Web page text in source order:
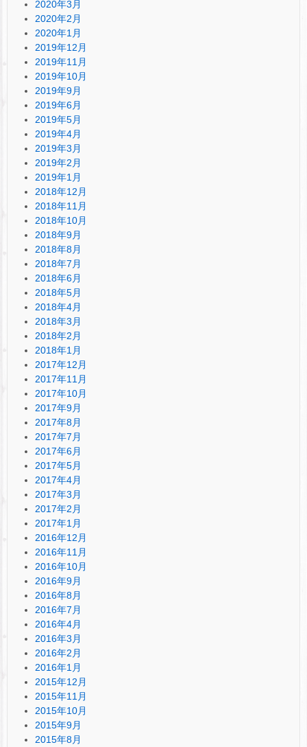
2020年3月
2020年2月
2020年1月
2019年12月
2019年11月
2019年10月
2019年9月
2019年6月
2019年5月
2019年4月
2019年3月
2019年2月
2019年1月
2018年12月
2018年11月
2018年10月
2018年9月
2018年8月
2018年7月
2018年6月
2018年5月
2018年4月
2018年3月
2018年2月
2018年1月
2017年12月
2017年11月
2017年10月
2017年9月
2017年8月
2017年7月
2017年6月
2017年5月
2017年4月
2017年3月
2017年2月
2017年1月
2016年12月
2016年11月
2016年10月
2016年9月
2016年8月
2016年7月
2016年4月
2016年3月
2016年2月
2016年1月
2015年12月
2015年11月
2015年10月
2015年9月
2015年8月